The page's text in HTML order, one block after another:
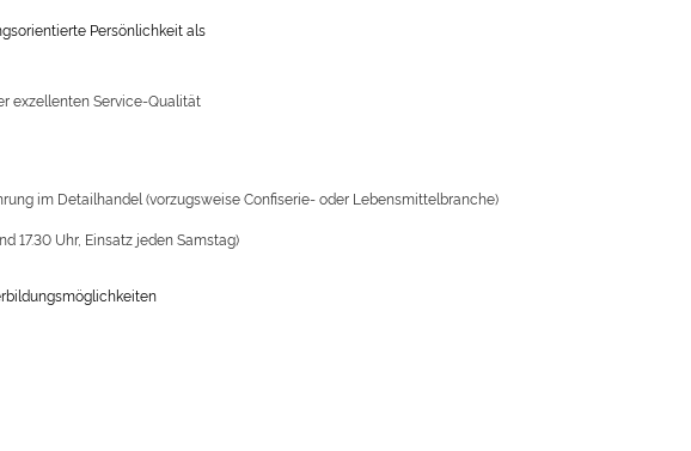
Persönlichkeit als
exzellenten Service-Qualität
im Detailhandel (vorzugsweise Confiserie- oder Lebensmittelbranche)
17.30 Uhr, Einsatz jeden Samstag)